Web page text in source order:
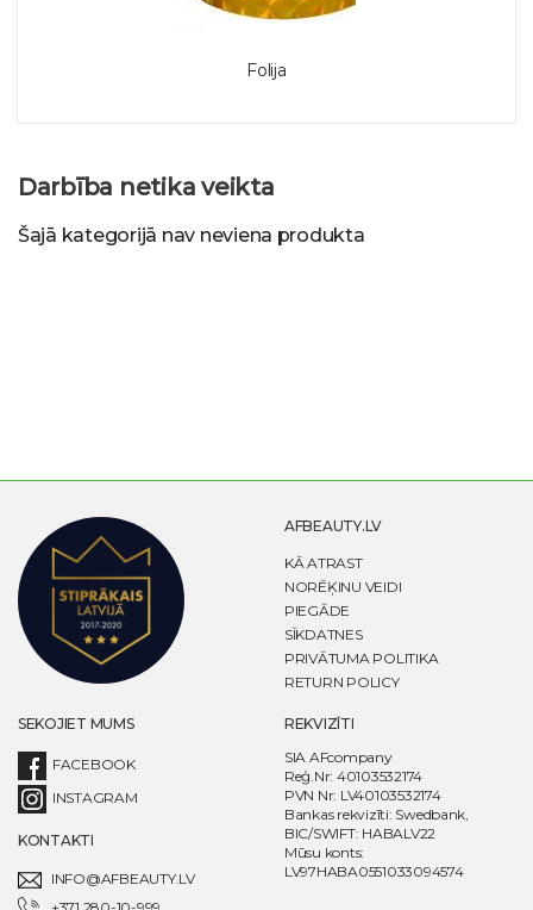
Folija
Darbība netika veikta
Šajā kategorijā nav neviena produkta
AFBEAUTY.LV
KĀ ATRAST
NORĒĶINU VEIDI
PIEGĀDE
SĪKDATNES
PRIVĀTUMA POLITIKA
RETURN POLICY
SEKOJIET MUMS
FACEBOOK
INSTAGRAM
KONTAKTI
INFO@AFBEAUTY.LV
REKVIZĪTI
SIA AFcompany
Reģ.Nr: 40103532174
PVN Nr: LV40103532174
Bankas rekvizīti: Swedbank,
BIC/SWIFT: HABALV22
Mūsu konts:
LV97HABA0551033094574